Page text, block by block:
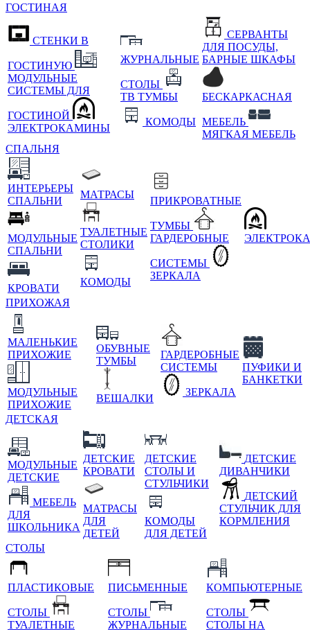
ГОСТИНАЯ
СТЕНКИ В
ГОСТИНУЮ
МОДУЛЬНЫЕ
СИСТЕМЫ ДЛЯ
ГОСТИНОЙ
ЭЛЕКТРОКАМИНЫ
ЖУРНАЛЬНЫЕ
СТОЛЫ
ТВ ТУМБЫ
КОМОДЫ
СЕРВАНТЫ
ДЛЯ ПОСУДЫ,
БАРНЫЕ ШКАФЫ
БЕСКАРКАСНАЯ
МЕБЕЛЬ
МЯГКАЯ МЕБЕЛЬ
СПАЛЬНЯ
ИНТЕРЬЕРЫ
СПАЛЬНИ
МОДУЛЬНЫЕ
СПАЛЬНИ
КРОВАТИ
МАТРАСЫ
ТУАЛЕТНЫЕ
СТОЛИКИ
КОМОДЫ
ПРИКРОВАТНЫЕ
ТУМБЫ
ГАРДЕРОБНЫЕ
СИСТЕМЫ
ЗЕРКАЛА
ПРИХОЖАЯ
МАЛЕНЬКИЕ
ПРИХОЖИЕ
МОДУЛЬНЫЕ
ПРИХОЖИЕ
ОБУВНЫЕ
ТУМБЫ
ВЕШАЛКИ
ГАРДЕРОБНЫЕ
СИСТЕМЫ
ЗЕРКАЛА
ПУФИКИ И
БАНКЕТКИ
ДЕТСКАЯ
МОДУЛЬНЫЕ
ДЕТСКИЕ
МЕБЕЛЬ
ДЛЯ
ШКОЛЬНИКА
ДЕТСКИЕ
КРОВАТИ
МАТРАСЫ
ДЛЯ
ДЕТЕЙ
ДЕТСКИЕ
СТОЛЫ И
СТУЛЬЧИКИ
КОМОДЫ
ДЛЯ ДЕТЕЙ
ДЕТСКИЕ
ДИВАНЧИКИ
ДЕТСКИЙ
СТУЛЬЧИК ДЛЯ
КОРМЛЕНИЯ
СТОЛЫ
ПЛАСТИКОВЫЕ
СТОЛЫ
ТУАЛЕТНЫЕ
ПИСЬМЕННЫЕ
СТОЛЫ
ЖУРНАЛЬНЫЕ
КОМПЬЮТЕРНЫЕ
СТОЛЫ
СТОЛЫ НА